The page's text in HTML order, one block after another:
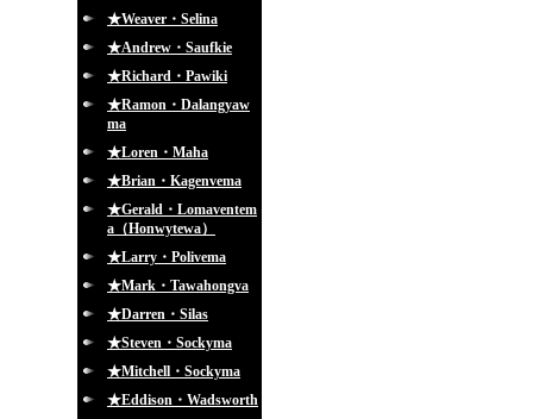
★Weaver・Selina
★Andrew・Saufkie
★Richard・Pawiki
★Ramon・Dalangyaw
ma
★Loren・Maha
★Brian・Kagenvema
★Gerald・Lomaventem
a（Honwytewa）
★Larry・Polivema
★Mark・Tawahongva
★Darren・Silas
★Steven・Sockyma
★Mitchell・Sockyma
★Eddison・Wadsworth